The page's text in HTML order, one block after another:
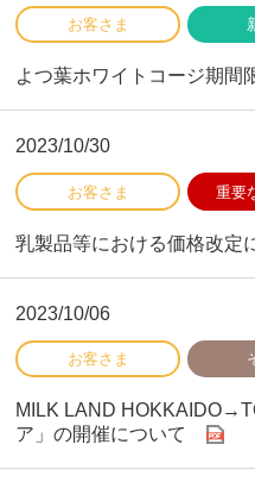
よつ葉ホワイトコージ期間
2023/10/30
乳製品等における価格改定
2023/10/06
MILK LAND
ア」の開催について